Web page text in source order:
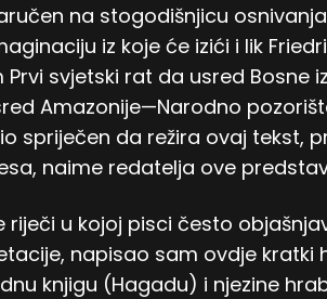
na stogodišnjicu
iz koje će izići i lik
Prvi svjetski rat da usred Bosne
Amazonije—Narodno
spriječen da režira ovaj tekst,
naime redatelja ove
riječi u kojoj pisci često
napisao sam ovdje
knjigu (Hagadu) i njezine